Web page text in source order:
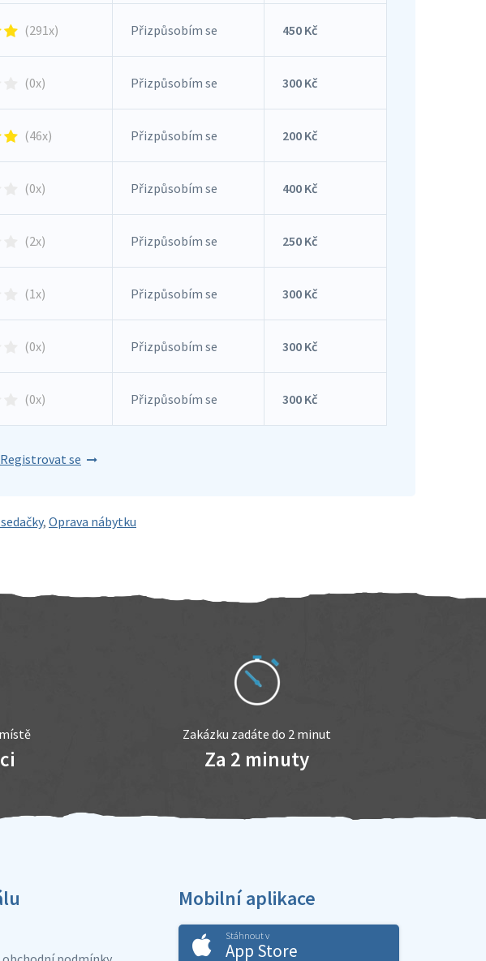
(291x) Přizpůsobím se 450 Kč
(0x) Přizpůsobím se 300 Kč
(46x) Přizpůsobím se 200 Kč
(0x) Přizpůsobím se 400 Kč
(2x) Přizpůsobím se 250 Kč
(1x) Přizpůsobím se 300 Kč
(0x) Přizpůsobím se 300 Kč
(0x) Přizpůsobím se 300 Kč
Registrovat se
, Oprava nábytku
Zakázku zadáte do 2 minut
Za 2 minuty
Mobilní aplikace
Stáhnout v
App Store